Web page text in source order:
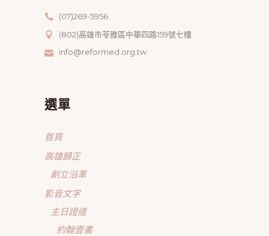
(07)269-5956
(802)高雄市苓雅區中華四路159號七樓
info@reformed.org.tw
選單
首頁
高雄歸正
創立沿革
影音文字
主日證道
約翰壹書